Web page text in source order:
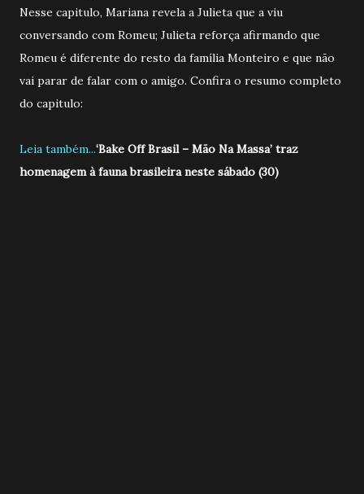
Nesse capitulo, Mariana revela a Julieta que a viu
conversando com Romeu; Julieta reforça afirmando que
Romeu é diferente do resto da família Monteiro e que não
vai parar de falar com o amigo. Confira o resumo completo
do capitulo:
Leia também...‘Bake Off Brasil – Mão Na Massa’ traz
homenagem à fauna brasileira neste sábado (30)